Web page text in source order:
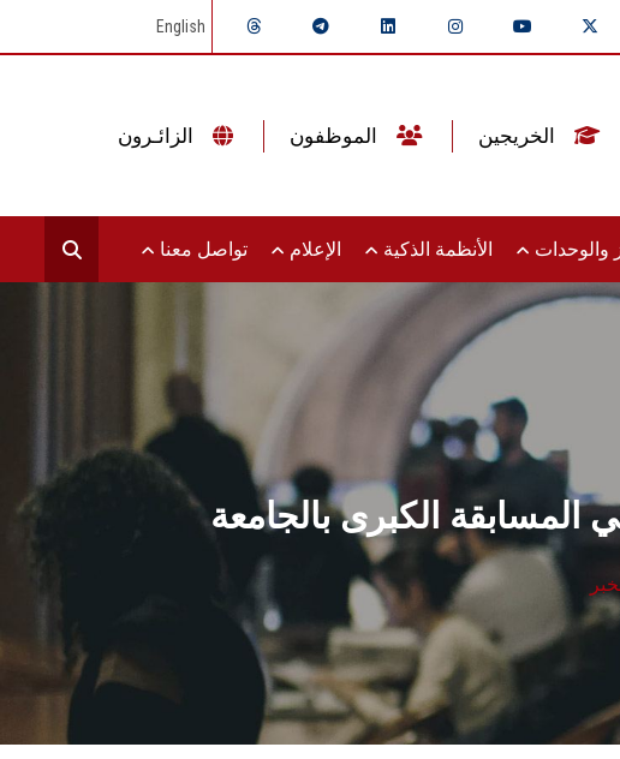
English
والوحدات الأنظمة الذكية الإعلام تواصل معنا
الكبرى بالجامعة